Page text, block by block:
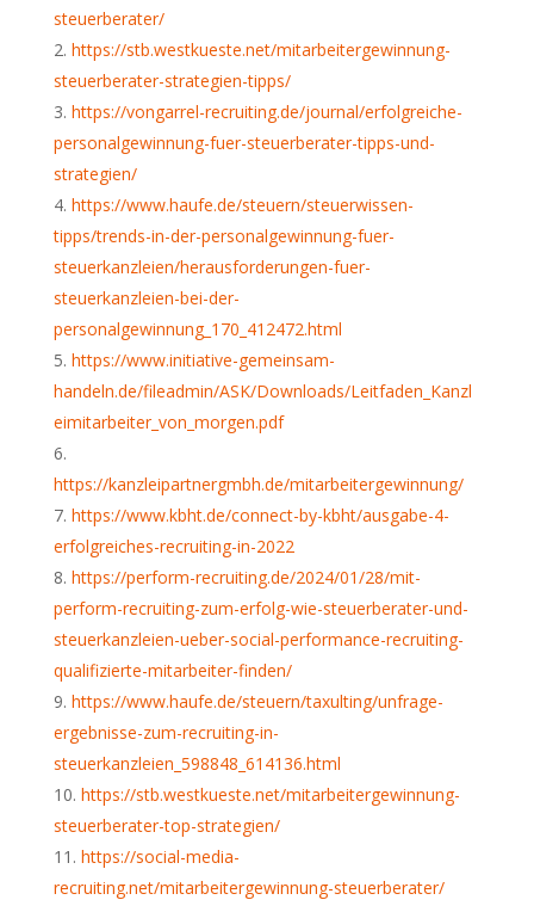
steuerberater/
https://stb.westkueste.net/mitarbeitergewinnung-
steuerberater-strategien-tipps/
https://vongarrel-recruiting.de/journal/erfolgreiche-
personalgewinnung-fuer-steuerberater-tipps-und-
strategien/
https://www.haufe.de/steuern/steuerwissen-
tipps/trends-in-der-personalgewinnung-fuer-
steuerkanzleien/herausforderungen-fuer-
steuerkanzleien-bei-der-
personalgewinnung_170_412472.html
https://www.initiative-gemeinsam-
handeln.de/fileadmin/ASK/Downloads/Leitfaden_Kanzl
eimitarbeiter_von_morgen.pdf
https://kanzleipartnergmbh.de/mitarbeitergewinnung/
https://www.kbht.de/connect-by-kbht/ausgabe-4-
erfolgreiches-recruiting-in-2022
https://perform-recruiting.de/2024/01/28/mit-
perform-recruiting-zum-erfolg-wie-steuerberater-und-
steuerkanzleien-ueber-social-performance-recruiting-
qualifizierte-mitarbeiter-finden/
https://www.haufe.de/steuern/taxulting/unfrage-
ergebnisse-zum-recruiting-in-
steuerkanzleien_598848_614136.html
https://stb.westkueste.net/mitarbeitergewinnung-
steuerberater-top-strategien/
https://social-media-
recruiting.net/mitarbeitergewinnung-steuerberater/